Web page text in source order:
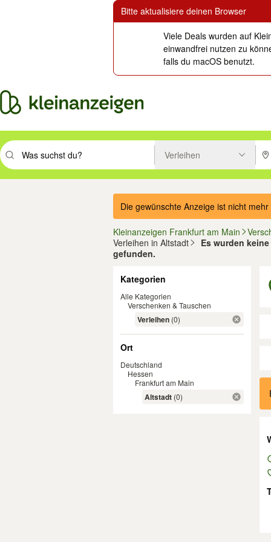
Bitte aktualisiere deinen Browser
Viele Deals wurden auf
einwandfrei nutzen zu
falls du macOS benutzt.
Suchbegriff eingeben. Eingabetaste drücken um zu suchen, oder
Verleihen
Die gewünschte Anzeige ist nicht
Kleinanzeigen Frankfurt am Main
Verleihen in Altstadt
Es wurden
gefunden.
Kategorien
Alle Kategorien
Verschenken & Tauschen
Verleihen (0)
Ort
Deutschland
Hessen
Frankfurt am Main
Altstadt (0)